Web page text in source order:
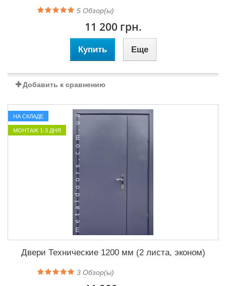
5 Обзор(ы)
11 200 грн.
Купить Еще
Добавить к сравнению
НА СКЛАДЕ
МОНТАЖ 1-3 ДНЯ
Двери Технические 1200 мм (2 листа, эконом)
3 Обзор(ы)